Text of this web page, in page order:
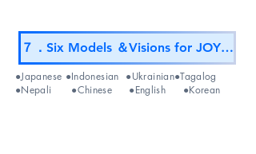
７．Six Models ＆Visions for JOY CHURCH
●Japanese ●Indonesian ●Ukrainian●Tagalog
●Nepali ●Chinese ●English ●Korean